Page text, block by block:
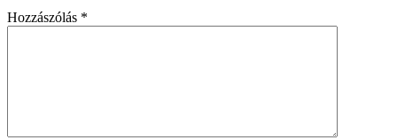
Hozzászólás *